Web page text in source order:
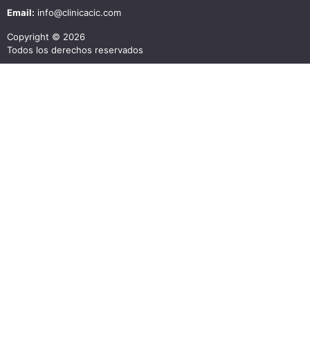
Email: info@clinicacic.com
Copyright © 2026
Todos los derechos reservados